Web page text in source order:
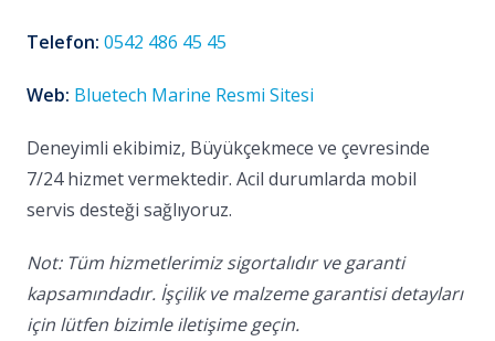
Telefon: 0542 486 45 45
Web: Bluetech Marine Resmi Sitesi
Deneyimli ekibimiz, Büyükçekmece ve çevresinde
7/24 hizmet vermektedir. Acil durumlarda mobil
servis desteği sağlıyoruz.
Not: Tüm hizmetlerimiz sigortalıdır ve garanti
kapsamındadır. İşçilik ve malzeme garantisi detayları
için lütfen bizimle iletişime geçin.